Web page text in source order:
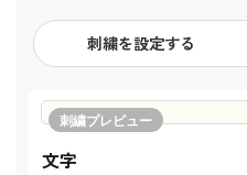
刺繍を設定する
刺繍プレビュー
文字